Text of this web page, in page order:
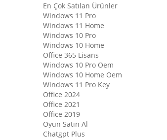
En Çok Satılan Ürünler
Windows 11 Pro
Windows 11 Home
Windows 10 Pro
Windows 10 Home
Office 365 Lisans
Windows 10 Pro Oem
Windows 10 Home Oem
Windows 11 Pro Key
Office 2024
Office 2021
Office 2019
Oyun Satın Al
Chatgpt Plus